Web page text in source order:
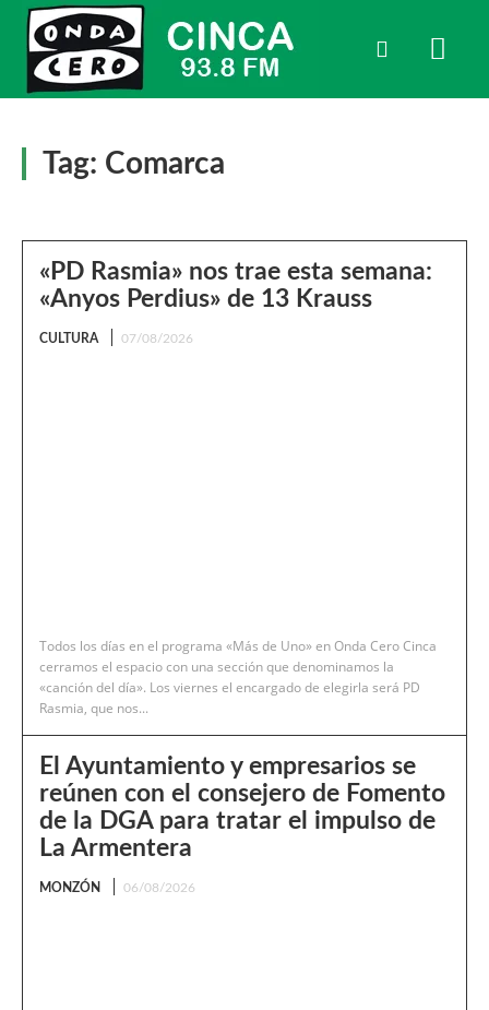
Tag: Comarca
«PD Rasmia» nos trae esta semana:
«Anyos Perdius» de 13 Krauss
CULTURA 07/08/2026
Todos los días en el programa «Más de Uno» en Onda Cero Cinca
cerramos el espacio con una sección que denominamos la
«canción del día». Los viernes el encargado de elegirla será PD
Rasmia, que nos...
El Ayuntamiento y empresarios se
reúnen con el consejero de Fomento
de la DGA para tratar el impulso de
La Armentera
MONZÓN 06/08/2026